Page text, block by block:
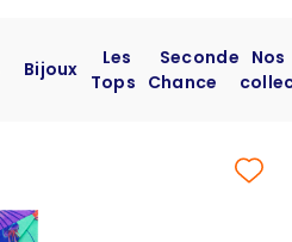
Bijoux
Les
Tops
Seconde
Chance
Nos